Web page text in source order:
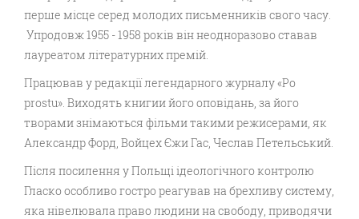
перше місце серед молодих письменників свого часу.
Упродовж 1955 - 1958 років він неодноразово ставав
лауреатом літературних премій.
Працював у редакції легендарного журналу «Po
prostu». Виходять книгии його оповідань, за його
творами знімаються фільми такими режисерами, як
Александр Форд, Войцех Єжи Гас, Чеслав Петельський.
Після посилення у Польщі ідеологічного контролю
Гласко особливо гостро реагував на брехливу систему,
яка нівелювала право людини на свободу, приводячи